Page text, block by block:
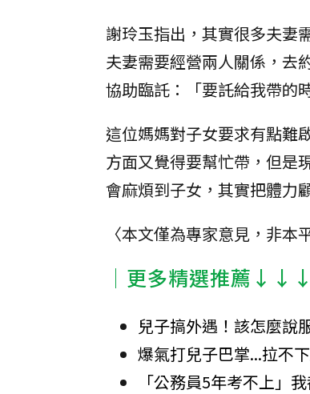
謝玲玉指出，其實很多夫妻
夫妻需要經營兩人關係，去
協助臨託：「要託給我帶的
這位媽媽對子女要求有點難
方面又覺得要幫忙帶，但是
會麻煩到子女，其實把體力
〈本文僅為專家意見，非本
│更多精選推薦↓↓↓
兒子搞外遇！該怎麼說
爆氣打兒子巴掌...拉不
「公務員5年考不上」